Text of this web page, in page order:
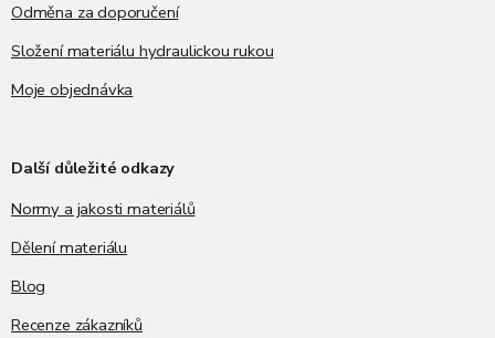
Odměna za doporučení
Složení materiálu hydraulickou rukou
Moje objednávka
Další důležité odkazy
Normy a jakosti materiálů
Dělení materiálu
Blog
Recenze zákazníků